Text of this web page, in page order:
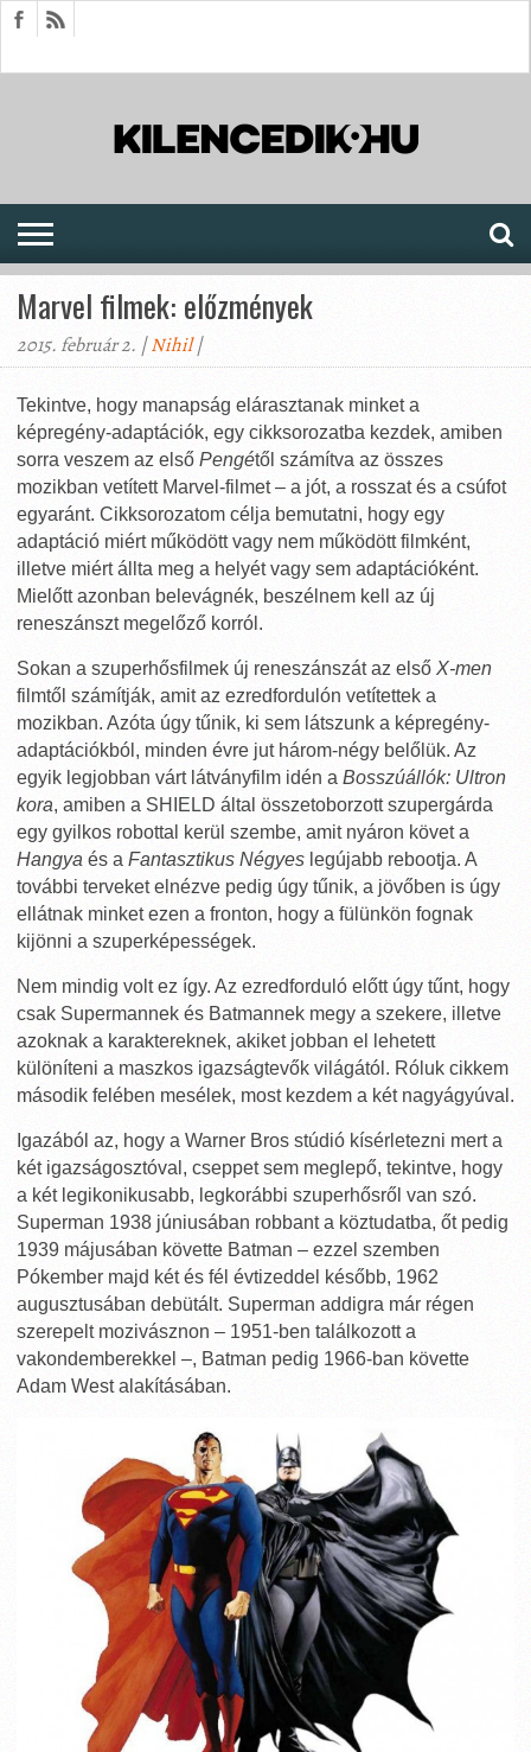
Marvel filmek: előzmények
2015. február 2. |Nihil|
Tekintve, hogy manapság elárasztanak minket a
képregény-adaptációk, egy cikksorozatba kezdek, amiben
sorra veszem az első Pengétől számítva az összes
mozikban vetített Marvel-filmet – a jót, a rosszat és a csúfot
egyaránt. Cikksorozatom célja bemutatni, hogy egy
adaptáció miért működött vagy nem működött filmként,
illetve miért állta meg a helyét vagy sem adaptációként.
Mielőtt azonban belevágnék, beszélnem kell az új
reneszánszt megelőző korról.
Sokan a szuperhősfilmek új reneszánszát az első X-men
filmtől számítják, amit az ezredfordulón vetítettek a
mozikban. Azóta úgy tűnik, ki sem látszunk a képregény-
adaptációkból, minden évre jut három-négy belőlük. Az
egyik legjobban várt látványfilm idén a Bosszúállók: Ultron
kora, amiben a SHIELD által összetoborzott szupergárda
egy gyilkos robottal kerül szembe, amit nyáron követ a
Hangya és a Fantasztikus Négyes legújabb rebootja. A
további terveket elnézve pedig úgy tűnik, a jövőben is úgy
ellátnak minket ezen a fronton, hogy a fülünkön fognak
kijönni a szuperképességek.
Nem mindig volt ez így. Az ezredforduló előtt úgy tűnt, hogy
csak Supermannek és Batmannek megy a szekere, illetve
azoknak a karaktereknek, akiket jobban el lehetett
különíteni a maszkos igazságtevők világától. Róluk cikkem
második felében mesélek, most kezdem a két nagyágyúval.
Igazából az, hogy a Warner Bros stúdió kísérletezni mert a
két igazságosztóval, cseppet sem meglepő, tekintve, hogy
a két legikonikusabb, legkorábbi szuperhősről van szó.
Superman 1938 júniusában robbant a köztudatba, őt pedig
1939 májusában követte Batman – ezzel szemben
Pókember majd két és fél évtizeddel később, 1962
augusztusában debütált. Superman addigra már régen
szerepelt mozivásznon – 1951-ben találkozott a
vakondemberekkel –, Batman pedig 1966-ban követte
Adam West alakításában.